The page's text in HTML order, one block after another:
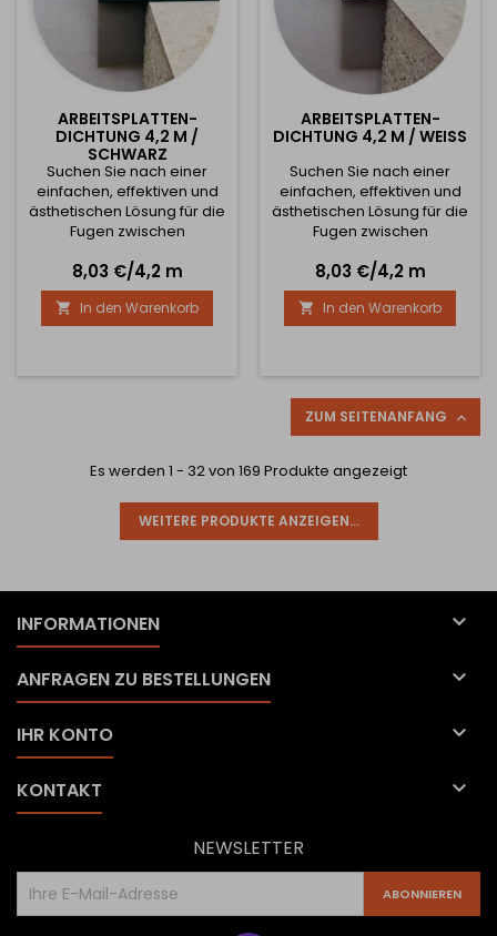
ARBEITSPLATTEN-
DICHTUNG 4,2 M /
SCHWARZ
Suchen Sie nach einer
einfachen, effektiven und
ästhetischen Lösung für die
Fugen zwischen
Waschbecken oder
Badewanne? Das müssen
Sie nicht! Wir stellen Ihnen
die Arbeitsplattendichtung
revolutionäres Produkt, das
Preis
8,03 €/4,2 m
 In den Warenkorb
ARBEITSPLATTEN-
DICHTUNG 4,2 M / WEISS
Suchen Sie nach einer
einfachen, effektiven und
ästhetischen Lösung für die
Fugen zwischen
Waschbecken oder
Badewanne? Das müssen
Sie nicht! Wir stellen Ihnen
die Arbeitsplattendichtung
revolutionäres Produkt, das
ersetzt und eine Reihe von
Vorteilen bietet, die Sie
Preis
8,03 €/4,2 m
 In den Warenkorb
ZUM SEITENANFANG 
Es werden 1 - 32 von 169 Produkte angezeigt
WEITERE PRODUKTE ANZEIGEN...
INFORMATIONEN 
ANFRAGEN ZU BESTELLUNGEN 
IHR KONTO 
KONTAKT 
NEWSLETTER